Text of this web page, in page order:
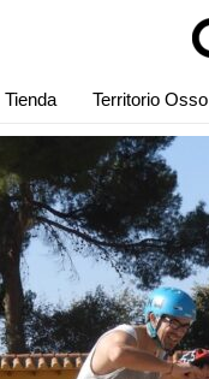
Tienda Territorio Osso